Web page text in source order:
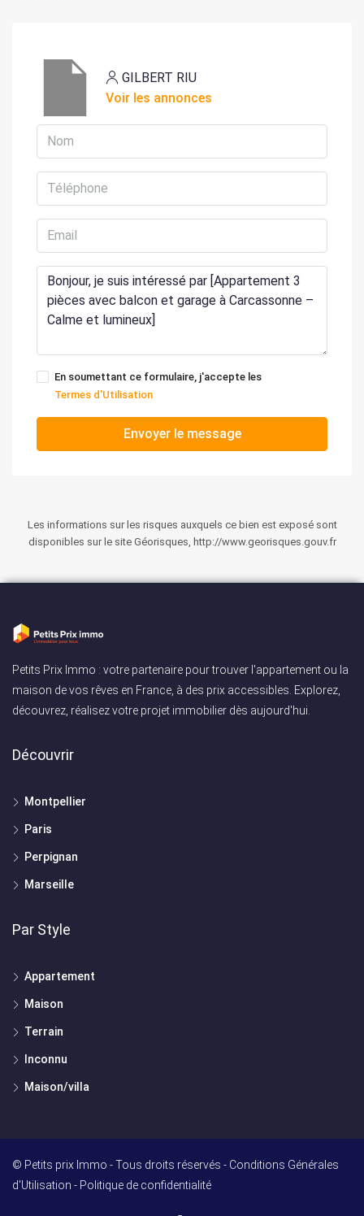
GILBERT RIU
Voir les annonces
En soumettant ce formulaire, j'accepte les
Termes d'Utilisation
Envoyer le message
Les informations sur les risques auxquels ce bien est exposé sont
disponibles sur le site Géorisques, http://www.georisques.gouv.fr
Petits Prix Immo : votre partenaire pour trouver l'appartement ou la
maison de vos rêves en France, à des prix accessibles. Explorez,
découvrez, réalisez votre projet immobilier dès aujourd'hui.
Découvrir
Montpellier
Paris
Perpignan
Marseille
Par Style
Appartement
Maison
Terrain
Inconnu
Maison/villa
© Petits prix Immo - Tous droits réservés - Conditions Générales
d'Utilisation - Politique de confidentialité